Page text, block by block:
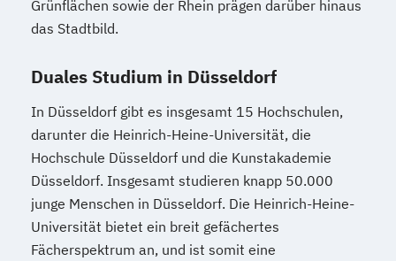
Grünflächen sowie der Rhein prägen darüber hinaus
das Stadtbild.
Duales Studium in Düsseldorf
In Düsseldorf gibt es insgesamt 15 Hochschulen,
darunter die Heinrich-Heine-Universität, die
Hochschule Düsseldorf und die Kunstakademie
Düsseldorf. Insgesamt studieren knapp 50.000
junge Menschen in Düsseldorf. Die Heinrich-Heine-
Universität bietet ein breit gefächertes
Fächerspektrum an, und ist somit eine